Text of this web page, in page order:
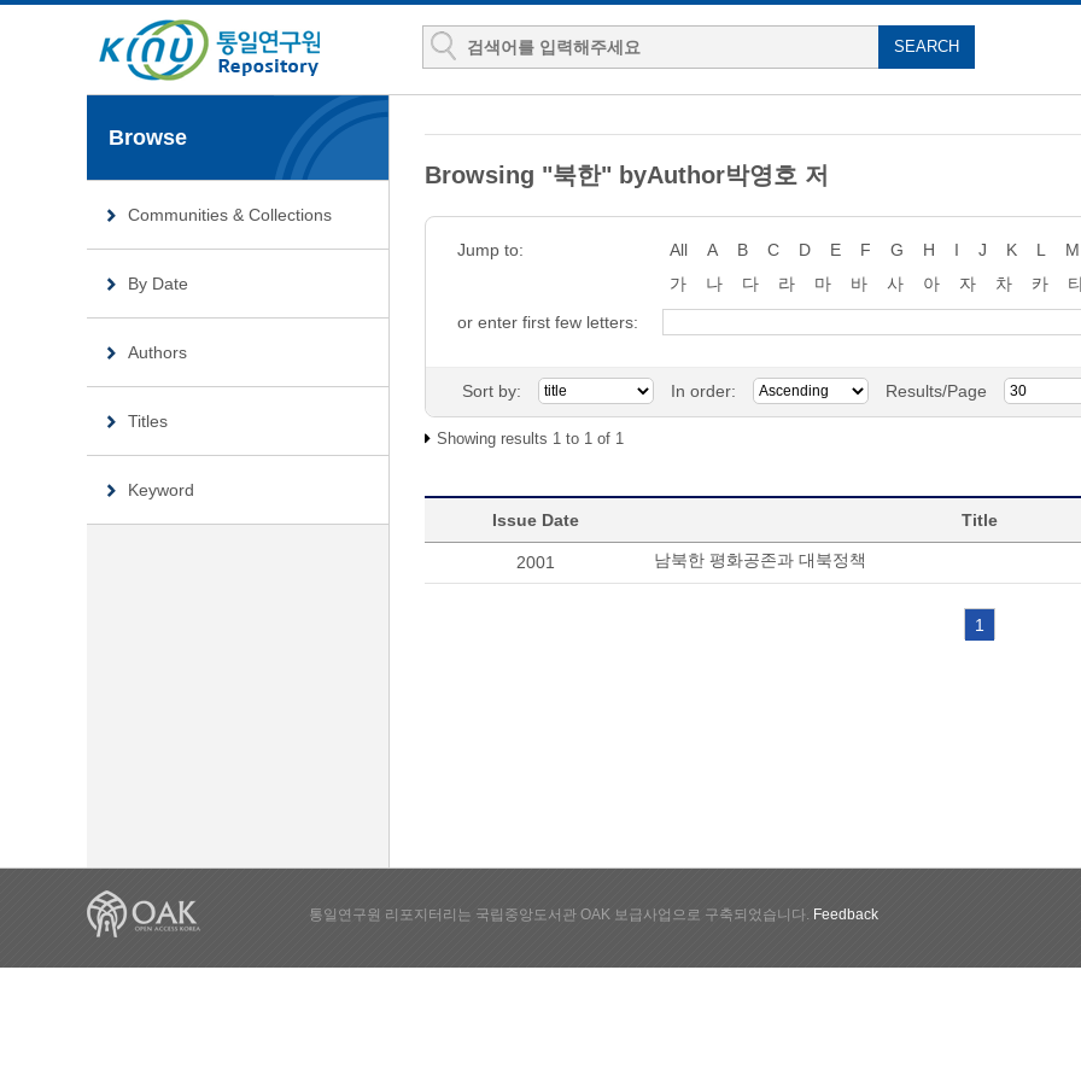
Browse
Communities & Collections
By Date
Authors
Titles
Keyword
Browsing "북한" byAuthor박영호 저
Jump to: All A B C D E F G H I J K L M
가
나 다 라 마 바 사 아 자 차 카
or enter first few letters:
Sort by: In order: Results/Page
Showing results 1 to 1 of 1
Issue Date Title
2001 남북한 평화공존과 대북정책
1
통일연구원 리포지터리는 국립중앙도서관 OAK 보급사업으로 구축되었습니다. Feedback